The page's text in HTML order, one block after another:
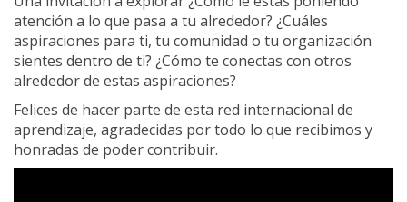
atención a lo que pasa a tu alrededor? ¿Cuáles
aspiraciones para ti, tu comunidad o tu organización
sientes dentro de ti? ¿Cómo te conectas con otros
alrededor de estas aspiraciones?
Felices de hacer parte de esta red internacional de
aprendizaje, agradecidas por todo lo que recibimos y
honradas de poder contribuir.